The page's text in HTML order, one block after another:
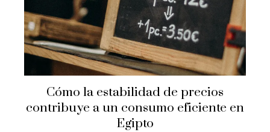
Cómo la estabilidad de precios
contribuye a un consumo eficiente en
Egipto